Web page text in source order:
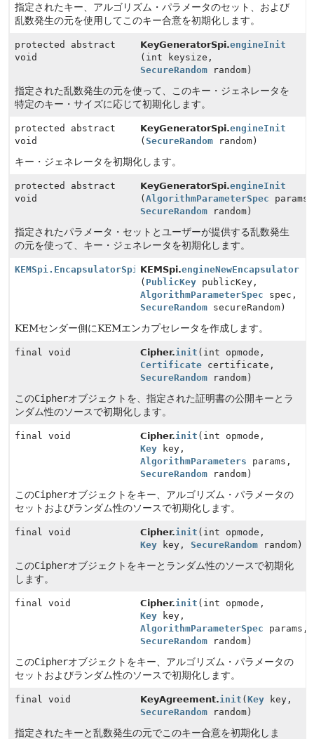
指定されたキー、アルゴリズム・パラメータのセット、および
乱数発生の元を使用してこのキー合意を初期化します。
protected abstract
void
KeyGeneratorSpi.engineInit
(int keysize,
SecureRandom random)
指定された乱数発生の元を使って、このキー・ジェネレータを
特定のキー・サイズに応じて初期化します。
protected abstract
void
KeyGeneratorSpi.engineInit
(SecureRandom random)
キー・ジェネレータを初期化します。
protected abstract
void
KeyGeneratorSpi.engineInit
(AlgorithmParameterSpec params,
SecureRandom random)
指定されたパラメータ・セットとユーザーが提供する乱数発生
の元を使って、キー・ジェネレータを初期化します。
KEMSpi.EncapsulatorSpi KEMSpi.engineNewEncapsulator
( PublicKey publicKey,
AlgorithmParameterSpec spec,
SecureRandom secureRandom)
KEMセンダー側にKEMエンカプセレータを作成します。
final void Cipher.init (int opmode,
Certificate certificate,
SecureRandom random)
このCipherオブジェクトを、指定された証明書の公開キーとラ
ンダム性のソースで初期化します。
final void Cipher.init (int opmode,
Key key,
AlgorithmParameters params,
SecureRandom random)
このCipherオブジェクトをキー、アルゴリズム・パラメータの
セットおよびランダム性のソースで初期化します。
final void Cipher.init (int opmode,
Key key,SecureRandom random)
このCipherオブジェクトをキーとランダム性のソースで初期化
します。
final void Cipher.init (int opmode,
Key key,
AlgorithmParameterSpec params,
SecureRandom random)
このCipherオブジェクトをキー、アルゴリズム・パラメータの
セットおよびランダム性のソースで初期化します。
final void KeyAgreement.init (Key key,
SecureRandom random)
指定されたキーと乱数発生の元でこのキー合意を初期化しま